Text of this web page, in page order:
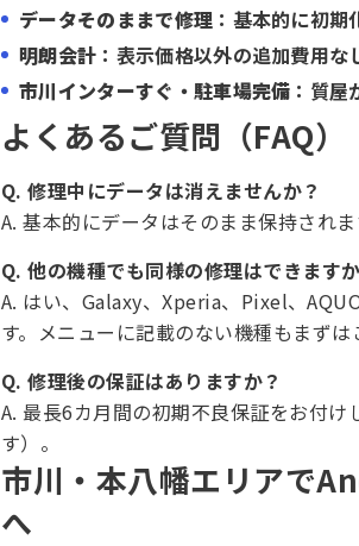
データそのままで修理 ：基本的に初期
明朗会計 ：表示価格以外の追加費用な
市川インターすぐ・駐車場完備 ：質
よくあるご質問（FAQ）
Q. 修理中にデータは消えませんか？
A. 基本的にデータはそのまま保持され
Q. 他の機種でも同様の修理はできます
A. はい、Galaxy、Xperia、Pixel、
す。メニューに記載のない機種もまずは
Q. 修理後の保証はありますか？
A. 最長6カ月間の初期不良保証をお付
す）。
市川・本八幡エリアで
へ